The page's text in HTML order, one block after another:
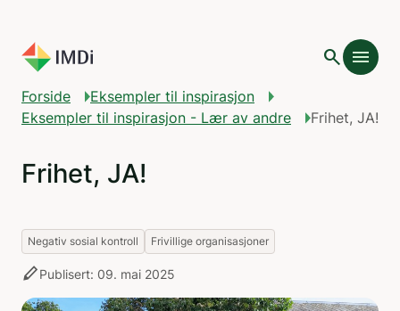
search menu
Forside
Eksempler til inspirasjon
Eksempler til inspirasjon - Lær av andre
Frihet, JA!
Frihet, JA!
Negativ sosial kontroll Frivillige organisasjoner
stylusPublisert: 09. mai 2025